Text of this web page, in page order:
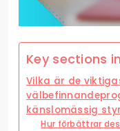
Key sections
Vilka är de
känslomässig
Hur förbättrar